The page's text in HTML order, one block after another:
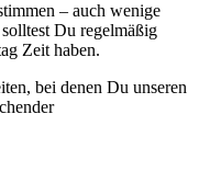
– auch wenige
Du regelmäßig
Zeit haben.
bei denen Du unseren